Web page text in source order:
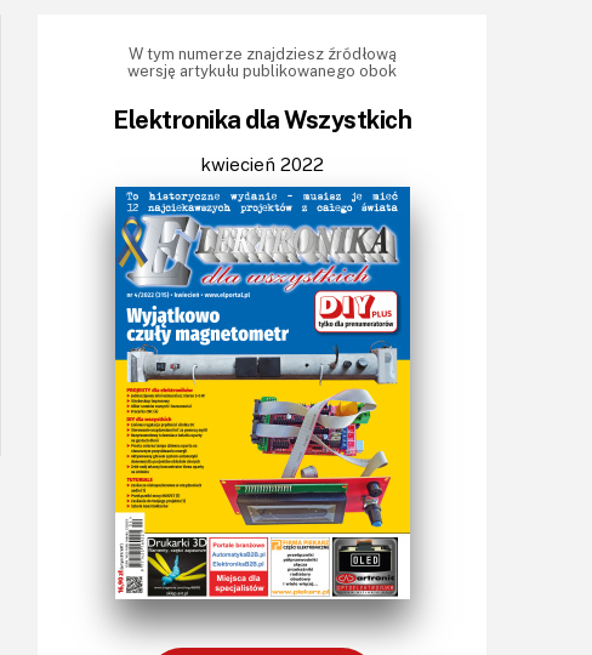
Sterowniki (kontrolery)
Światło
Technika μP, μC, PLD
Termometry i termostaty
Zasilanie/Moc
Zdalne sterowanie
Zegary, timery
W tym numerze znajdziesz źródłową
wersję artykułu publikowanego obok
Elektronika dla Wszystkich
kwiecień 2022